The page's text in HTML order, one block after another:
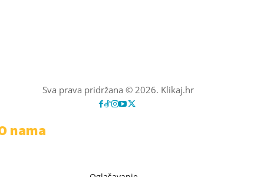
Sva prava pridržana © 2026. Klikaj.hr
nama